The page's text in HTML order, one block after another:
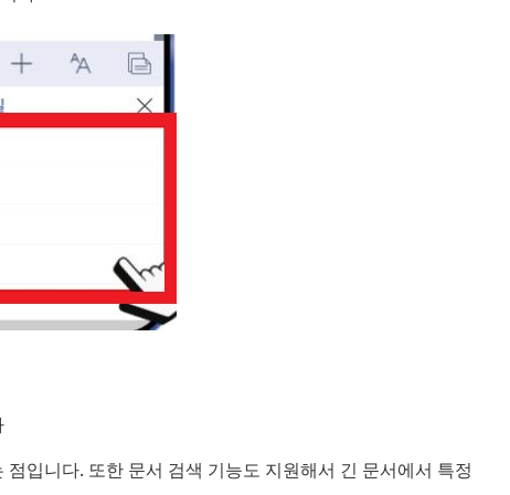
입니다. 또한 문서 검색 기능도 지원해서 긴 문서에서 특정